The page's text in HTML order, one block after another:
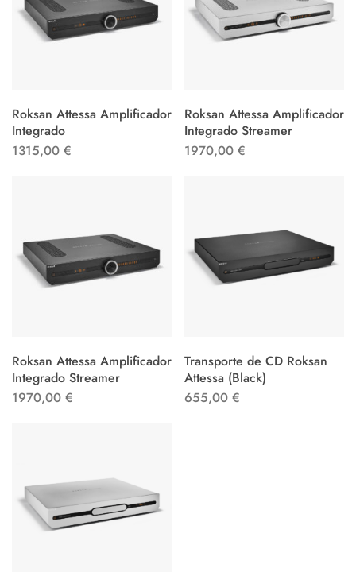
Roksan Attessa Amplificador
Integrado
1315,00 €
Roksan Attessa Amplificador
Integrado Streamer
1970,00 €
Roksan Attessa Amplificador
Integrado Streamer
1970,00 €
Transporte de CD Roksan
Attessa (Black)
655,00 €